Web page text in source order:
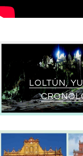
LOLTÚN,